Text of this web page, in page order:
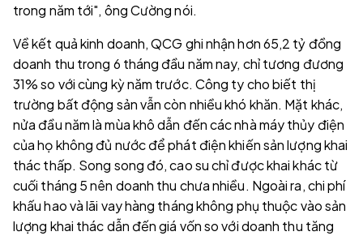
trong năm tới", ông Cường nói.
Về kết quả kinh doanh, QCG ghi nhận hơn 65,2 tỷ đồng
doanh thu trong 6 tháng đầu năm nay, chỉ tương đương
31% so với cùng kỳ năm trước. Công ty cho biết thị
trường bất động sản vẫn còn nhiều khó khăn. Mặt khác,
nửa đầu năm là mùa khô dẫn đến các nhà máy thủy điện
của họ không đủ nước để phát điện khiến sản lượng khai
thác thấp. Song song đó, cao su chỉ được khai khác từ
cuối tháng 5 nên doanh thu chưa nhiều. Ngoài ra, chi phí
khấu hao và lãi vay hàng tháng không phụ thuộc vào sản
lượng khai thác dẫn đến giá vốn so với doanh thu tăng